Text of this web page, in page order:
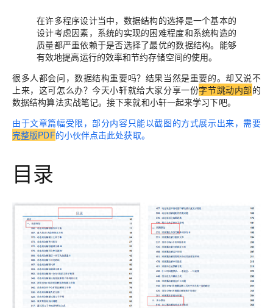
在许多程序设计当中，数据结构的选择是一个基本的
设计考虑因素，系统的实现的困难程度和系统构造的
质量都严重依赖于是否选择了最优的数据结构。能够
有效地提高运行的效率和节约存储空间的使用。
很多人都会问，数据结构重要吗？结果当然是重要的。却又说不
上来，这可怎么办？今天小轩就给大家分享一份字节跳动内部的
数据结构算法实战笔记。接下来就和小轩一起来学习下吧。
由于文章篇幅受限，部分内容只能以截图的方式展示出来，需要
完整版PDF的小伙伴点击此处获取。
目录